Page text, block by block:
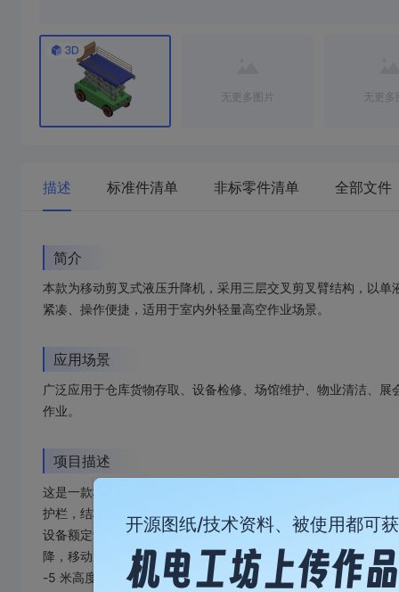
无更多图片 无更
描述 标准件清单 非标零件清单 全部文件
简介
本款为移动剪叉式液压升降机，采用三层交叉剪叉臂结构，以
紧凑、操作便捷，适用于室内外轻量高空作业场景。
应用场景
广泛应用于仓库货物存取、设备检修、场馆维护、物业清洁、
作业。
项目描述
这是一款移动剪叉式液压升降机
护栏，结构紧凑，操作便捷。
设备额定载荷 300kg，最大升降高度 3 米，平台尺寸约
降，移动脚轮设计让设备可灵活转场，广泛应用于仓库货物存
-5 米高度的作业需求提供安全、高效的升降解决方案。
开源图纸/技术资料、被使用都可